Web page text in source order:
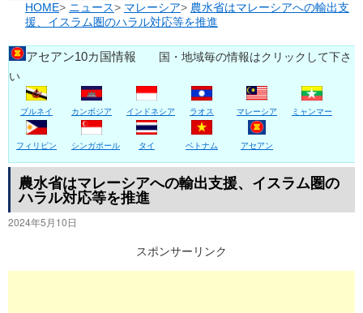
テ
ン
ツ
へ
ス
キ
HOME> ニュース> マレーシア> 農水省はマレーシアへの輸出支
援、イスラム圏のハラル対応等を推進
アセアン10カ国情報 国・地域毎の情報はクリックして下さ
い
ブルネイ カンボジア インドネシア ラオス マレーシア ミャンマー
フィリピン シンガポール タイ ベトナム アセアン
農水省はマレーシアへの輸出支援、イスラム圏の
ハラル対応等を推進
2024年5月10日
スポンサーリンク